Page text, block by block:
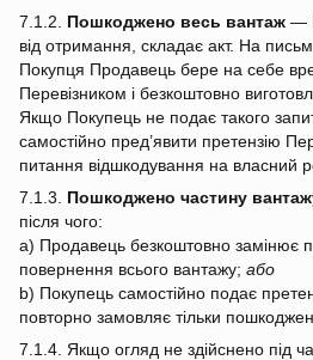
7.1.2. Пошкоджено весь вантаж —
від отримання, складає акт. На
Покупця Продавець бере на себе
Перевізником і безкоштовно
Якщо Покупець не подає такого
самостійно пред’явити претензію
питання відшкодування на власний
7.1.3. Пошкоджено частину
після чого:
a) Продавець безкоштовно замінює
повернення всього вантажу; або
b) Покупець самостійно подає
повторно замовляє тільки пошкоджені
7.1.4. Якщо огляд не здійснено під